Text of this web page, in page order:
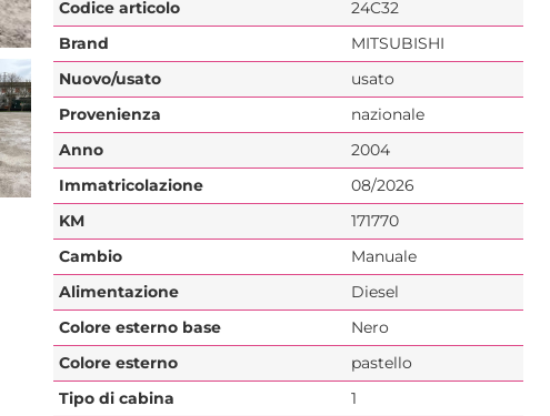
Codice articolo
24C32
Brand
MITSUBISHI
Nuovo/usato
usato
Provenienza
nazionale
Anno
2004
Immatricolazione
08/2026
KM
171770
Cambio
Manuale
Alimentazione
Diesel
Colore esterno base
Nero
Colore esterno
pastello
Tipo di cabina
1